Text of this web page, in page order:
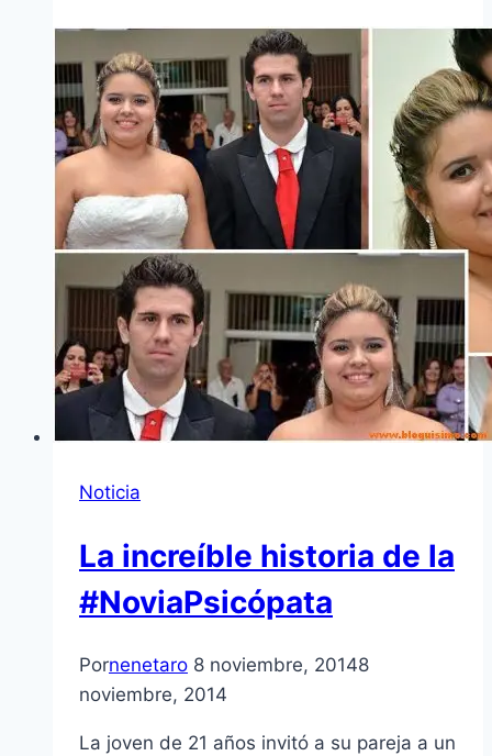
Noticia
La increíble historia de la
#NoviaPsicópata
Pornenetaro 8 noviembre, 20148
noviembre, 2014
La joven de 21 años invitó a su pareja a un